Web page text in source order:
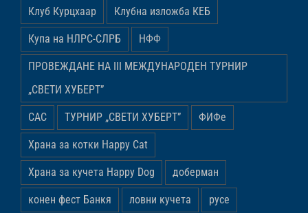
Клуб Курцхаар Клубна изложба КЕБ
Купа на НЛРС-СЛРБ НФФ
ПРОВЕЖДАНЕ НА ІІІ МЕЖДУНАРОДЕН ТУРНИР
„СВЕТИ ХУБЕРТ”
САС ТУРНИР „СВЕТИ ХУБЕРТ” ФИФе
Храна за котки Happy Cat
Храна за кучета Happy Dog доберман
конен фест Банкя ловни кучета русе